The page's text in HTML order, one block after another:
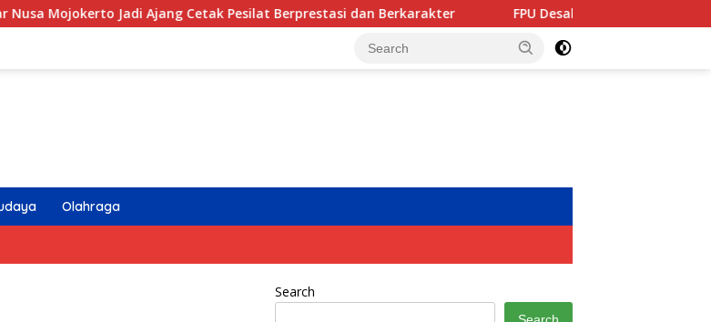
Jadi Ajang Cetak Pesilat Berprestasi dan Berkarakter FPU Desak Menag Segera Tetapkan Rektor
Olahraga
Search